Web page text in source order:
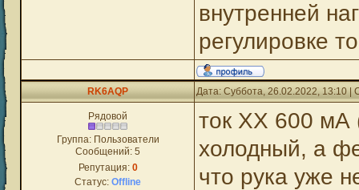
внутренней
регулировке
RK6AQP Дата: Суббота, 26.02.2022, 13:10
Рядовой
Группа: Пользователи
Сообщений: 5
Репутация: 0
Статус: Offline
ток ХХ 600 мА
холодный, а
что рука уже